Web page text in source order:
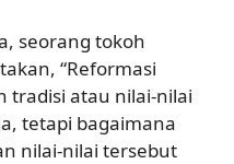
seorang tokoh
“Reformasi
tradisi atau nilai-nilai
tetapi bagaimana
nilai-nilai tersebut